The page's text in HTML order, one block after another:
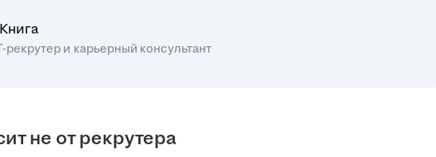
и карьерный консультант
не от рекрутера